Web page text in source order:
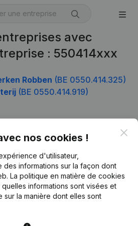
avec
: 550414xxx
Robben (BE 0550.414.325)
(BE 0550.414.919)
nos cookies !
d'utilisateur,
des informations sur la façon dont
La politique en matière de cookies
informations sont visées et
la manière dont elles sont
Monitoring
Recherche internationale